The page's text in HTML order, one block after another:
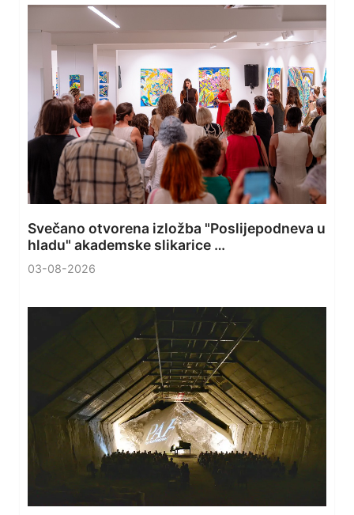
Svečano otvorena izložba "Poslijepodneva u
hladu" akademske slikarice …
03-08-2026